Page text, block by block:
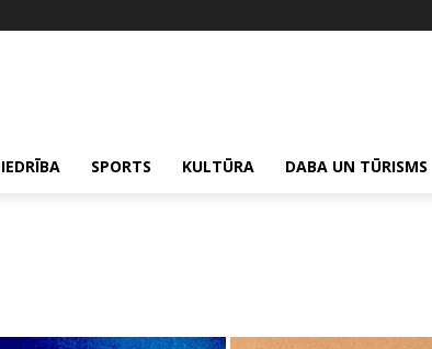
SPORTS KULTŪRA DABA UN TŪRISMS